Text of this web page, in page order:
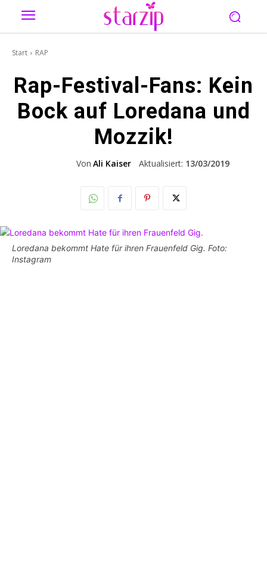
Start RAP
Rap-Festival-Fans: Kein
Bock auf Loredana und
Mozzik!
Von Ali Kaiser Aktualisiert: 13/03/2019
Loredana bekommt Hate für ihren Frauenfeld Gig. Foto:
Instagram